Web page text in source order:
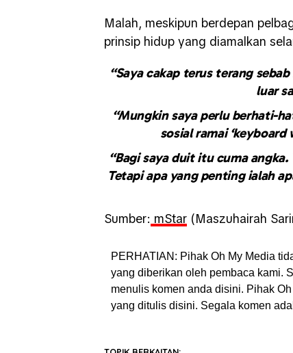
Malah, meskipun berdepan
prinsip hidup yang diamalkan
“Saya cakap terus terang
luar
“Mungkin saya perlu berhati-
sosial ramai
“Bagi saya duit itu cuma
Tetapi apa yang penting ialah
Sumber: mStar (Maszuhairah
PERHATIAN: Pihak Oh My Media
yang diberikan oleh pembaca kami.
menulis komen anda disini. Pihak
yang ditulis disini. Segala komen